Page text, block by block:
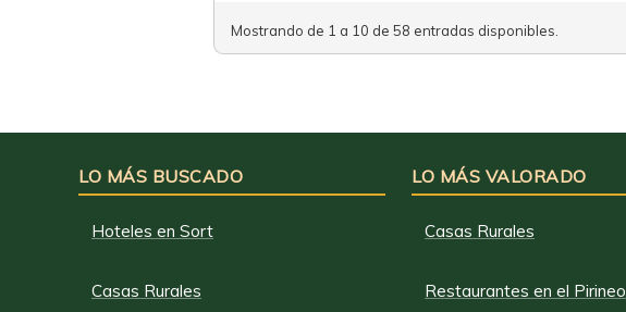
Mostrando de 1 a 10 de 58 entradas disponibles.
LO MÁS BUSCADO
Hoteles en Sort
Casas Rurales
LO MÁS VALORADO
Casas Rurales
Restaurantes en el Pirineo